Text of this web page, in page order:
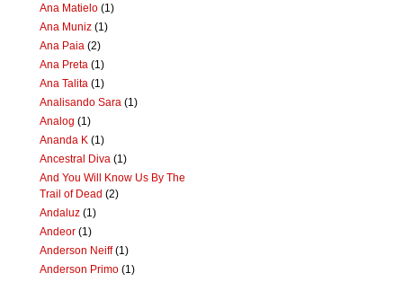
Ana Matielo (1)
Ana Muniz (1)
Ana Paia (2)
Ana Preta (1)
Ana Talita (1)
Analisando Sara (1)
Analog (1)
Ananda K (1)
Ancestral Diva (1)
And You Will Know Us By The
Trail of Dead (2)
Andaluz (1)
Andeor (1)
Anderson Neiff (1)
Anderson Primo (1)